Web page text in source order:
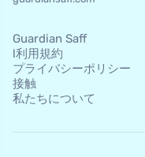
Guardian Saff
l利用規約
プライバシーポリシー
接触
私たちについて